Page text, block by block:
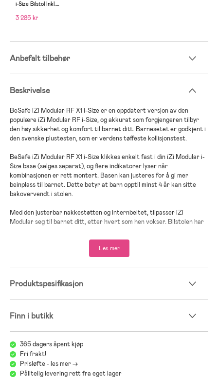
i-Size Bilstol Inkl.
Black Cab
3 285 kr
Anbefalt tilbehør
Beskrivelse
BeSafe iZi Modular RF X1 i-Size er en oppdatert versjon av den
populære iZi Modular RF i-Size, og akkurat som forgjengeren tilbyr
den høy sikkerhet og komfort til barnet ditt. Barnesetet er godkjent i
den svenske plustesten, som er verdens tøffeste kollisjonstest.
BeSafe iZi Modular RF X1 i-Size klikkes enkelt fast i din iZi Modular i-
Size base (selges separat), og flere indikatorer lyser når
kombinasjonen er rett montert. Basen kan justeres for å gi mer
beinplass til barnet. Dette betyr at barn opptil minst 4 år kan sitte
bakovervendt i stolen.
Med den justerbar nakkestøtten og internbeltet, tilpasser iZi
Modular seg til barnet ditt, etter hvert som hen vokser. Bilstolen har
har flere helningsinnstillinger, som med et enkelt håndgrep kan
justeres. Den myke hodestøtten er også utstyrt med den nye Dynamic
Force Absorber, som gir optimal beskyttelse ved eventuell
sidekollisjon.
Zi Modular RF har prestert veldig godt i de utførte kollisjonstestene
bildøren, øker sikkerheten ved en evt sidekollisjon og barnet ditt får
- Godkjent bakovervendt 61-105
- Alder ca 6 mnd- 4 år
- Godkjent ifh i-Size(UNr 129) og Plusstestet
- Monteres med ISOfixbase
Les mer
Produktspesifikasjon
Finn i butikk
365 dagers åpent kjøp
Fri frakt!
Prisløfte - les mer ->
Pålitelig levering rett fra eget lager